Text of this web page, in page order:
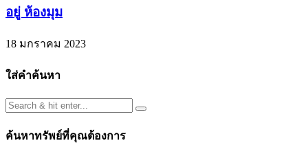
อยู่ ห้องมุม
18 มกราคม 2023
ใส่คำค้นหา
ค้นหาทรัพย์ที่คุณต้องการ